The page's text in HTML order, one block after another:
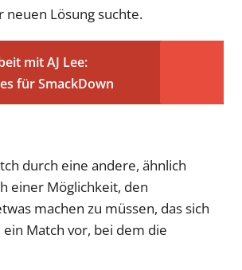
neuen Lösung suchte.
mit AJ Lee:
für SmackDown
durch eine andere, ähnlich
einer Möglichkeit, den
machen zu müssen, das sich
Match vor, bei dem die